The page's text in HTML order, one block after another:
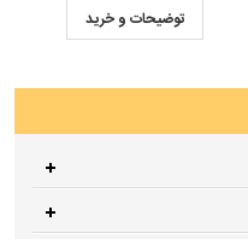
توضیحات و خرید